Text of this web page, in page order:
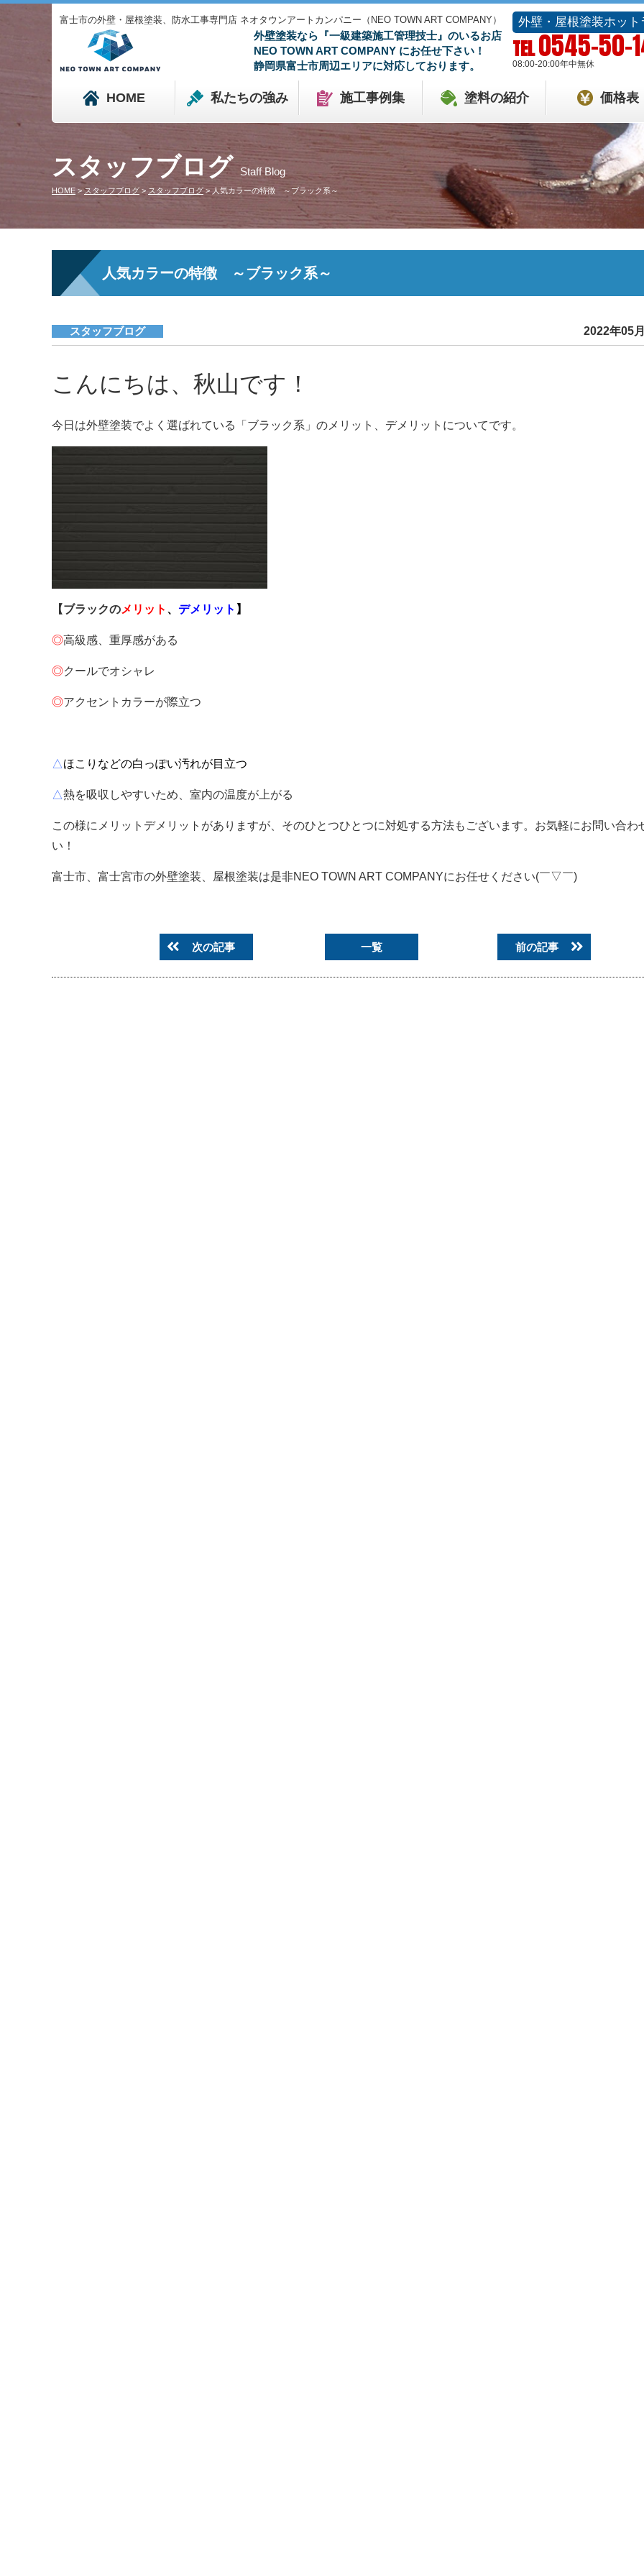
富士市の外壁・屋根塗装、防水工事専門店 ネオタウンアートカンパニー（NEO TOWN ART COMPANY）
外壁塗装なら『一級建築施工管理技士』のいるお店
NEO TOWN ART COMPANY にお任せ下さい！
静岡県富士市周辺エリアに対応しております。
外壁・屋根塗装ホット
TEL0545-50-
08:00-20:00年中無休
HOME 私たちの強み 施工事例集 塗料の紹介 価格表
スタッフブログStaff Blog
HOME > スタッフブログ > スタッフブログ>人気カラーの特徴 ～ブラック系～
人気カラーの特徴 ～ブラック系～
スタッフブログ 2022年05
こんにちは、秋山です！
今日は外壁塗装でよく選ばれている「ブラック系」のメリット、デメリットについてです。
【ブラックのメリット 、 デメリット 】
◎高級感、重厚感がある
◎クールでオシャレ
◎アクセントカラーが際立つ
△ほこりなどの白っぽい汚れが目立つ
△熱を吸収しやすいため、室内の温度が上がる
この様にメリットデメリットがありますが、 そのひとつひとつに対処する方法もございます。 お気軽にお問い合わ
い！
富士市、富士宮市の外壁塗装、屋根塗装は是非NEO TOWN ART COMPANYにお任せください(￣▽￣)
次の記事 一覧 前の記事